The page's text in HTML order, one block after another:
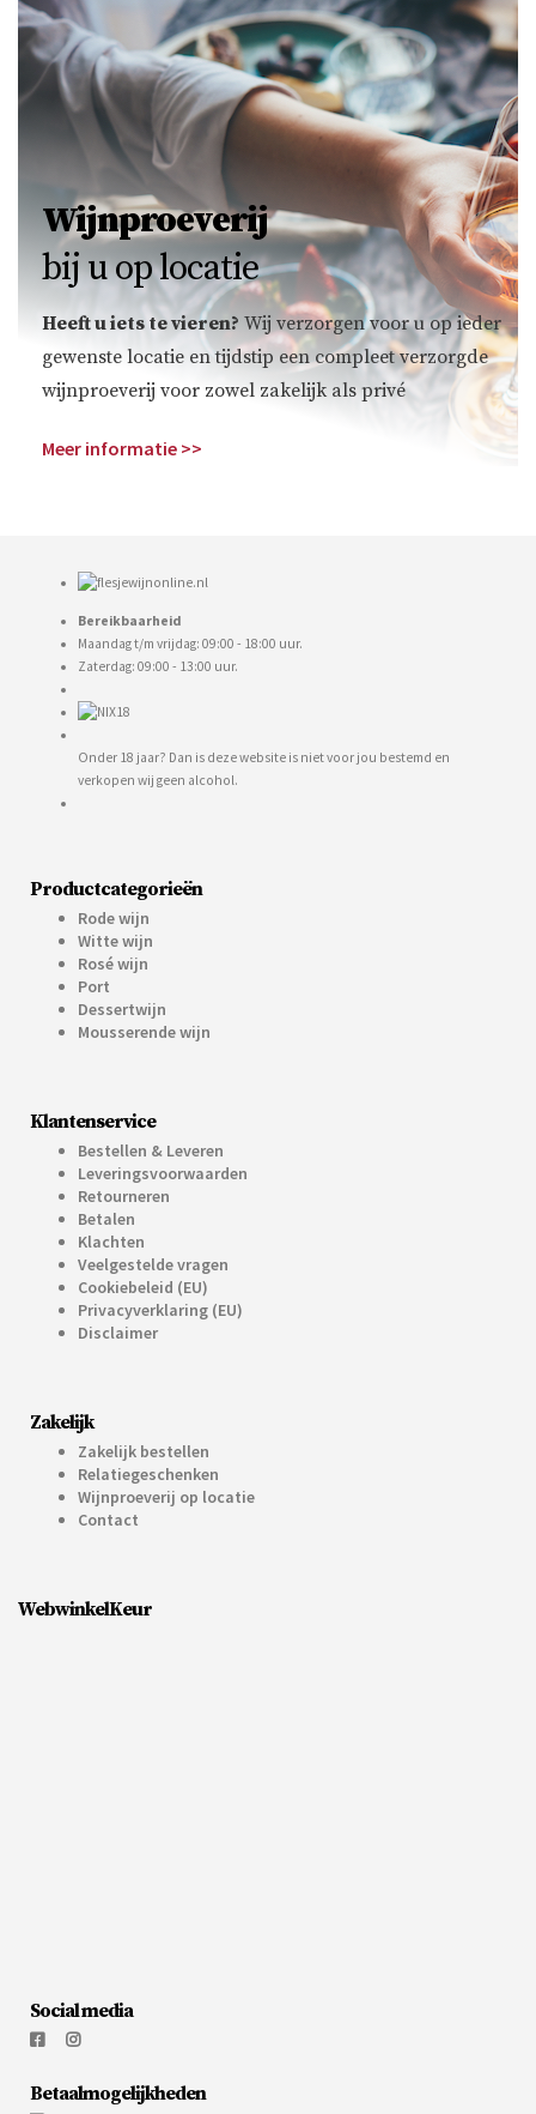
Wijnproeverij
bij u op locatie
Heeft u iets te vieren? Wij verzorgen voor u op ieder
gewenste locatie en tijdstip een compleet verzorgde
wijnproeverij voor zowel zakelijk als privé
Meer informatie >>
Bereikbaarheid
Maandag t/m vrijdag: 09:00 - 18:00 uur.
Zaterdag: 09:00 - 13:00 uur.
Onder 18 jaar? Dan is deze website is niet voor jou bestemd en
verkopen wij geen alcohol.
Productcategorieën
Rode wijn
Witte wijn
Rosé wijn
Port
Dessertwijn
Mousserende wijn
Klantenservice
Bestellen & Leveren
Leveringsvoorwaarden
Retourneren
Betalen
Klachten
Veelgestelde vragen
Cookiebeleid (EU)
Privacyverklaring (EU)
Disclaimer
Zakelijk
Zakelijk bestellen
Relatiegeschenken
Wijnproeverij op locatie
Contact
WebwinkelKeur
Social media
Betaalmogelijkheden